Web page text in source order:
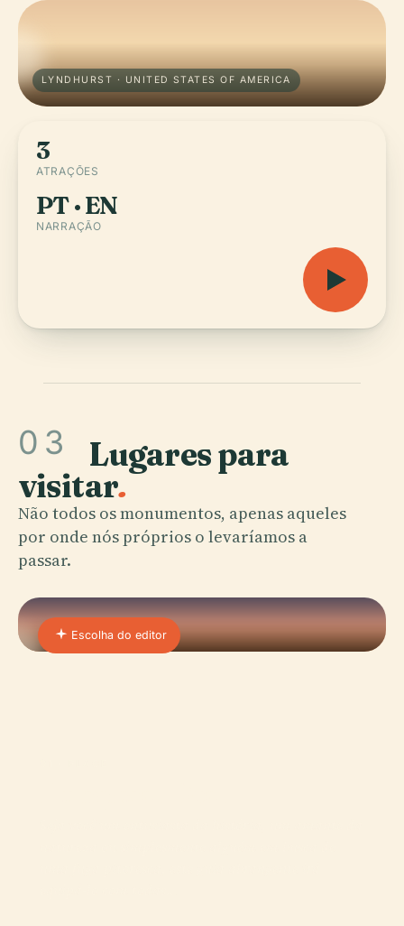
LYNDHURST · UNITED STATES OF AMERICA
3
ATRAÇÕES
PT · EN
NARRAÇÃO
03 Lugares para
visitar.
Não todos os monumentos, apenas aqueles
por onde nós próprios o levaríamos a
passar.
Escolha do editor